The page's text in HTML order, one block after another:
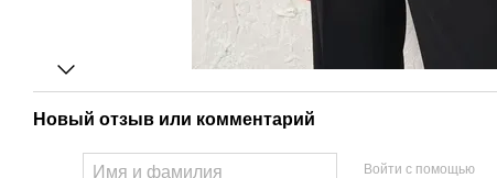
Новый отзыв или комментарий
Войти с помощью